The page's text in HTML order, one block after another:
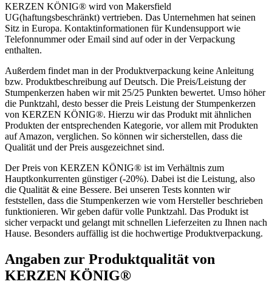
KERZEN KÖNIG® wird von Makersfield
UG(haftungsbeschränkt) vertrieben. Das Unternehmen hat seinen
Sitz in Europa. Kontaktinformationen für Kundensupport wie
Telefonnummer oder Email sind auf oder in der Verpackung
enthalten.
Außerdem findet man in der Produktverpackung keine Anleitung
bzw. Produktbeschreibung auf Deutsch. Die Preis/Leistung der
Stumpenkerzen haben wir mit 25/25 Punkten bewertet. Umso höher
die Punktzahl, desto besser die Preis Leistung der Stumpenkerzen
von KERZEN KÖNIG®. Hierzu wir das Produkt mit ähnlichen
Produkten der entsprechenden Kategorie, vor allem mit Produkten
auf Amazon, verglichen. So können wir sicherstellen, dass die
Qualität und der Preis ausgezeichnet sind.
Der Preis von KERZEN KÖNIG® ist im Verhältnis zum
Hauptkonkurrenten günstiger (-20%). Dabei ist die Leistung, also
die Qualität & eine Bessere. Bei unseren Tests konnten wir
feststellen, dass die Stumpenkerzen wie vom Hersteller beschrieben
funktionieren. Wir geben dafür volle Punktzahl. Das Produkt ist
sicher verpackt und gelangt mit schnellen Lieferzeiten zu Ihnen nach
Hause. Besonders auffällig ist die hochwertige Produktverpackung.
Angaben zur Produktqualität von
KERZEN KÖNIG®